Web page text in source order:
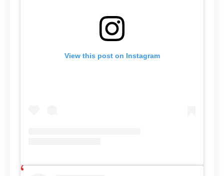
View this post on Instagram